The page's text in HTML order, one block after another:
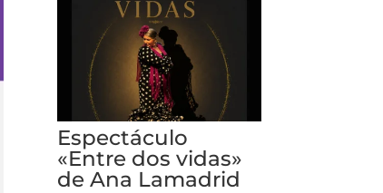
Espectáculo
«Entre dos vidas»
de Ana Lamadrid